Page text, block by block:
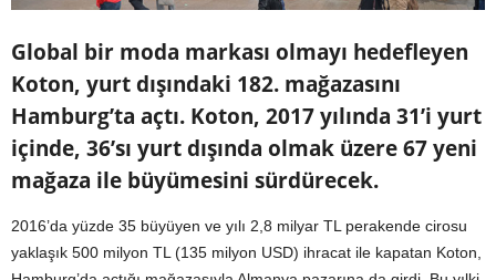
Global bir moda markası olmayı hedefleyen
Koton, yurt dışındaki 182. mağazasını
Hamburg’ta açtı. Koton, 2017 yılında 31’i yurt
içinde, 36’sı yurt dışında olmak üzere 67 yeni
mağaza ile büyümesini sürdürecek.
2016’da yüzde 35 büyüyen ve yılı 2,8 milyar TL perakende cirosu
yaklaşık 500 milyon TL (135 milyon USD) ihracat ile kapatan Koton,